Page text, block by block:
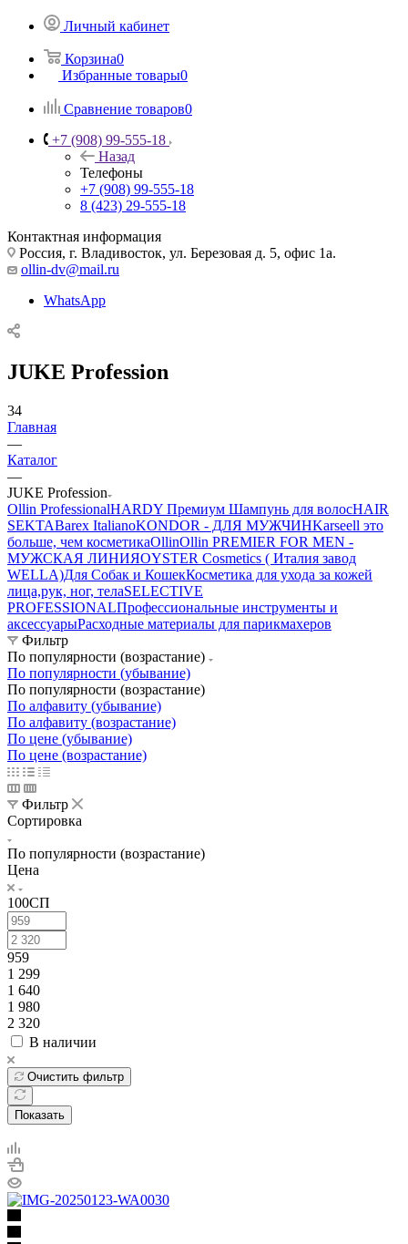
Личный кабинет
Корзина0
Избранные товары0
Сравнение товаров0
+7 (908) 99-555-18
Назад
Телефоны
+7 (908) 99-555-18
8 (423) 29-555-18
Контактная информация
Россия, г. Владивосток, ул. Березовая д. 5, офис 1а.
ollin-dv@mail.ru
WhatsApp
JUKE Profession
34
Главная
—
Каталог
—
JUKE Profession
Ollin ProfessionalHARDY Премиум Шампунь для волосHAIR
SEKTABarex ItalianoKONDOR - ДЛЯ МУЖЧИНKarseell это
больше, чем косметикаOllinOllin PREMIER FOR MEN -
МУЖСКАЯ ЛИНИЯOYSTER Cosmetics ( Италия завод
WELLA)Для Собак и КошекКосметика для ухода за кожей
лица,рук, ног, телаSELECTIVE
PROFESSIONALПрофессиональные инструменты и
аксессуарыРасходные материалы для парикмахеров
Фильтр
По популярности (возрастание)
По популярности (убывание)
По популярности (возрастание)
По алфавиту (убывание)
По алфавиту (возрастание)
По цене (убывание)
По цене (возрастание)
Фильтр
Сортировка
По популярности (возрастание)
Цена
100СП
959
1 299
1 640
1 980
2 320
В наличии
Очистить фильтр
Показать